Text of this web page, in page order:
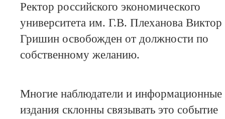
Ректор российского экономического
университета им. Г.В. Плеханова Виктор
Гришин освобожден от должности по
собственному желанию.
Многие наблюдатели и информационные
издания склонны связывать это событие